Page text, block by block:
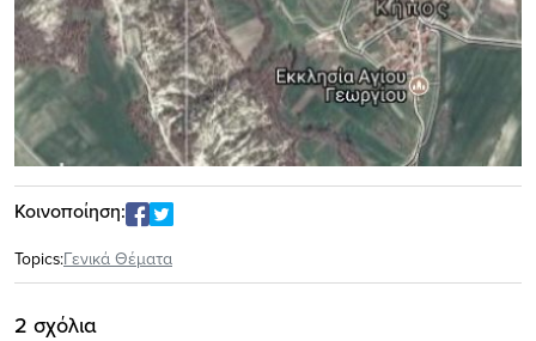
Κοινοποίηση:
Topics:Γενικά Θέματα
2 σχόλια